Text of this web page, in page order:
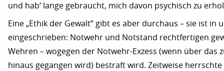
und hab‘ lange gebraucht, mich davon psychisch zu
Eine „Ethik der Gewalt“ gibt es aber durchaus – sie ist in
eingeschrieben: Notwehr und Notstand rechtfertigen
Wehren – wogegen der Notwehr-Exzess (wenn über das
hinaus gegangen wird) bestraft wird. Zeitweise